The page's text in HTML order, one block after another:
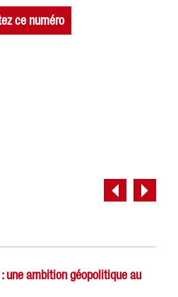
ce numéro
une ambition géopolitique au